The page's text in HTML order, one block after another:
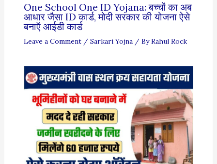
One School One ID Yojana: बच्चों का अब
आधार जैसा ID कार्ड, मोदी सरकार की योजना ऐसे
बनाऍ आईडी कार्ड
Leave a Comment / Sarkari Yojna/ ByRahul Rock